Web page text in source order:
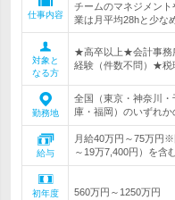
仕事内容
チームのマネジメン
業は月平均28hと少な
対象と
なる方
★高卒以上★会計事務
経験（件数不問）★税
勤務地
全国（東京・神奈川
庫・福岡）のいずれ
給与
月給40万円～75万円
～19万7,400円）を含
初年度
560万円～1250万円